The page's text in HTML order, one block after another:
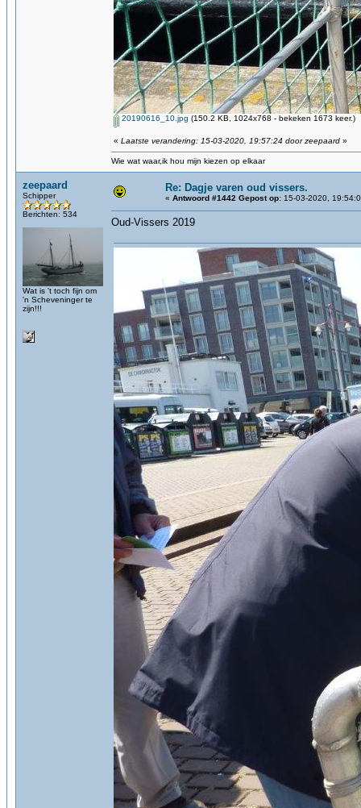
20190616_10.jpg (150.2 KB, 1024x768 - bekeken 1673 keer.)
« Laatste verandering: 15-03-2020, 19:57:24 door zeepaard »
Wie wat waar,ik hou mijn kiezen op elkaar
zeepaard
Schipper
Berichten: 534
Wat is 't toch fijn om
'n Scheveninger te
zijn!!!
Re: Dagje varen oud vissers.
« Antwoord #1442 Gepost op: 15-03-2020,
Oud-Vissers 2019